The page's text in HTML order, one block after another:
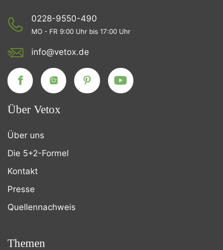
0228-9550-490
MO - FR 9:00 Uhr bis 17:00 Uhr
info@vetox.de
Über Vetox
Über uns
Die 5+2-Formel
Kontakt
Presse
Quellennachweis
Themen